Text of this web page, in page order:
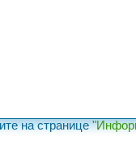
на странице